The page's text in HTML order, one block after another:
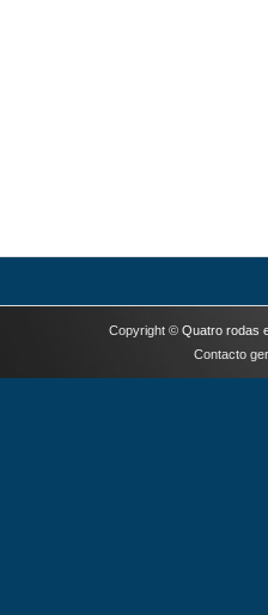
Copyright © Quatro rodas
Contacto